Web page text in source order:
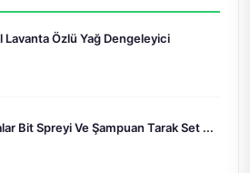
Lavanta Özlü Yağ Dengeleyici
Bit Spreyi Ve Şampuan Tarak Set ...